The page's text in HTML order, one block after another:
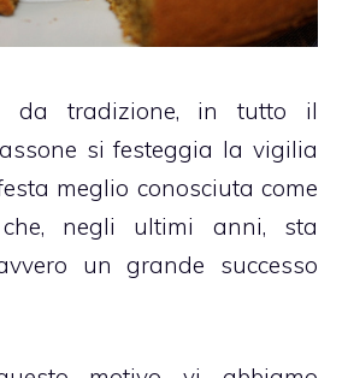
da tradizione, in tutto il
si festeggia la vigilia
meglio conosciuta come
negli ultimi anni, sta
un grande successo